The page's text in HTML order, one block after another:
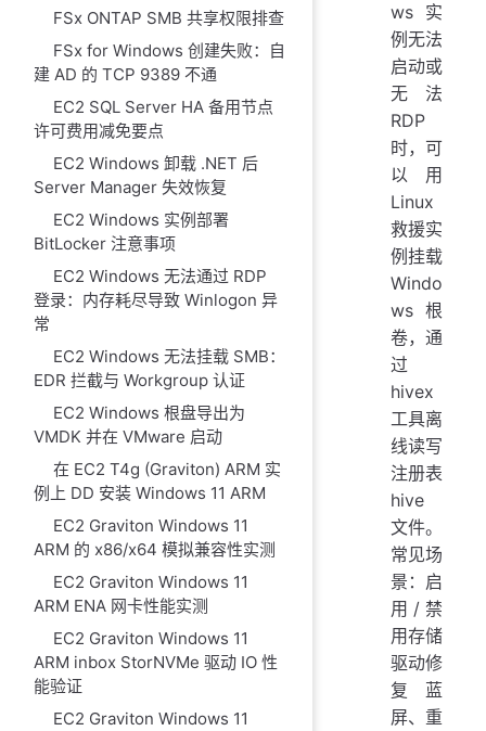
FSx ONTAP SMB 共享权限排查
FSx for Windows 创建失败：自
建 AD 的 TCP 9389 不通
EC2 SQL Server HA 备用节点
许可费用减免要点
EC2 Windows 卸载 .NET 后
Server Manager 失效恢复
EC2 Windows 实例部署
BitLocker 注意事项
EC2 Windows 无法通过 RDP
登录：内存耗尽导致 Winlogon 异
常
EC2 Windows 无法挂载 SMB：
EDR 拦截与 Workgroup 认证
EC2 Windows 根盘导出为
VMDK 并在 VMware 启动
在 EC2 T4g (Graviton) ARM 实
例上 DD 安装 Windows 11 ARM
EC2 Graviton Windows 11
ARM 的 x86/x64 模拟兼容性实测
EC2 Graviton Windows 11
ARM ENA 网卡性能实测
EC2 Graviton Windows 11
ARM inbox StorNVMe 驱动 IO 性
能验证
EC2 Graviton Windows 11
ws 实
例无法
启动或
无法
RDP
时，可
以用
Linux
救援实
例挂载
Windo
ws 根
卷，通
过
hivex
工具离
线读写
注册表
hive
文件。
常见场
景：启
用/禁
用存储
驱动修
复蓝
屏、重